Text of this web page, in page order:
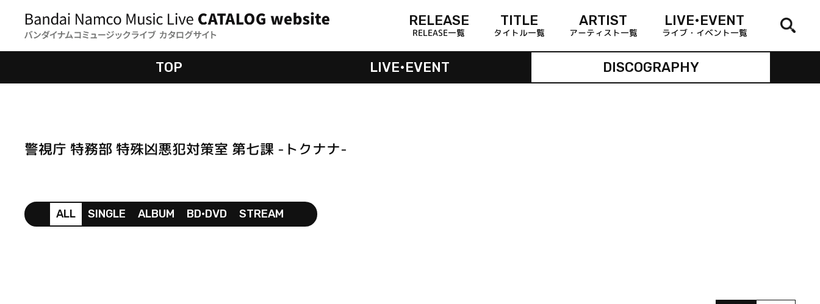
RELEASE
RELEASE一覧
TITLE
タイトル一覧
ARTIST
アーティスト一覧
LIVE•EVENT
ライブ・イベント一覧
TOP LIVE•EVENT DISCOGRAPHY
警視庁 特務部 特殊凶悪犯対策室 第七課 -トクナナ-
ALL SINGLE ALBUM BD•DVD STREAM